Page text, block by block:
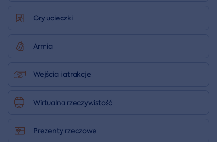
Gry ucieczki
Armia
Wejścia i atrakcje
Wirtualna rzeczywistość
Prezenty rzeczowe